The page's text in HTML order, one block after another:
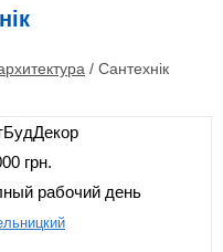
/ Сантехнік
грн.
рабочий день